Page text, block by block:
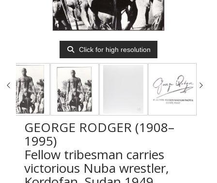
Click for high resolution
GEORGE RODGER (1908–
1995)
Fellow tribesman carries
victorious Nuba wrestler,